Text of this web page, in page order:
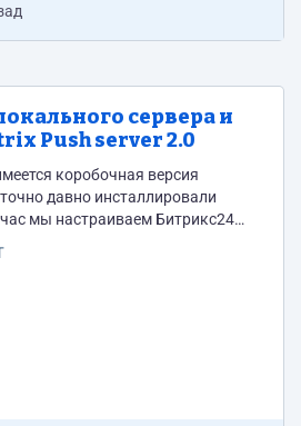
сервера и
Push server 2.0
коробочная версия
давно инсталлировали
мы настраиваем Битрикс24
CRM. Почта, телеграмм и
нашей коробки, обновить
Bitrix Push server 2.0